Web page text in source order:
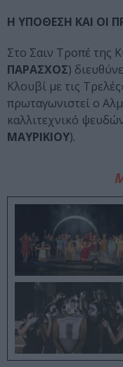
Η ΥΠΟΘΕΣΗ ΚΑΙ ΟΙ
Στο Σαιν Τροπέ της
ΠΑΡΑΣΧΟΣ)
Κλουβί με τις
πρωταγωνιστεί ο
καλλιτεχνικό
ΜΑΥΡΙΚΙΟΥ).